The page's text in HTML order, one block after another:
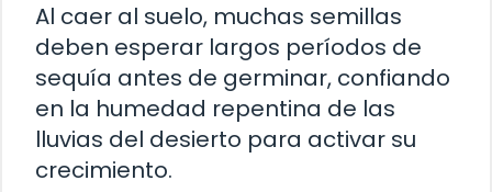
Al caer al suelo, muchas semillas
deben esperar largos períodos de
sequía antes de germinar, confiando
en la humedad repentina de las
lluvias del desierto para activar su
crecimiento.